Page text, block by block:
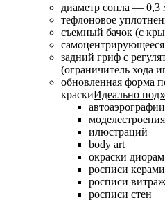
диаметр сопла — 0,3
тефлоновое
съемный бачок (с
задний гриф с
(ограничитель хода
обновленная форма
краскиИдеально
автоаэрографии
моделестроения
илюстраций
body art
окраски диорам
росписи
росписи
росписи стен